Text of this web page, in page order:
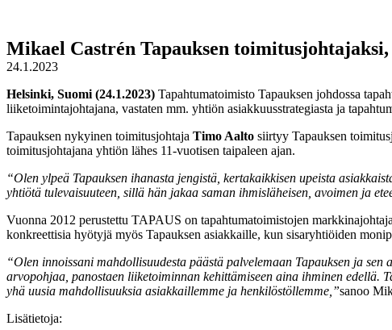
Mikael Castrén Tapauksen
24.1.2023
Helsinki, Suomi (24.1.2023) Tapahtumatoimisto Tapauksen johdossa
liiketoimintajohtajana, vastaten mm. yhtiön asiakkuusstrategiasta ja
Tapauksen nykyinen toimitusjohtaja Timo Aalto siirtyy Tapauksen
toimitusjohtajana yhtiön lähes 11-vuotisen taipaleen ajan.
“Olen ylpeä Tapauksen ihanasta jengistä, kertakaikkisen upeista
yhtiötä tulevaisuuteen, sillä hän jakaa saman ihmisläheisen, avoimen ja
Vuonna 2012 perustettu TAPAUS on tapahtumatoimistojen
konkreettisia hyötyjä myös Tapauksen asiakkaille, kun sisaryhtiöiden
“Olen innoissani mahdollisuudesta päästä palvelemaan Tapauksen ja
arvopohjaa, panostaen liiketoiminnan kehittämiseen aina ihminen edellä.
yhä uusia mahdollisuuksia asiakkaillemme ja henkilöstöllemme,”sanoo
Lisätietoja: